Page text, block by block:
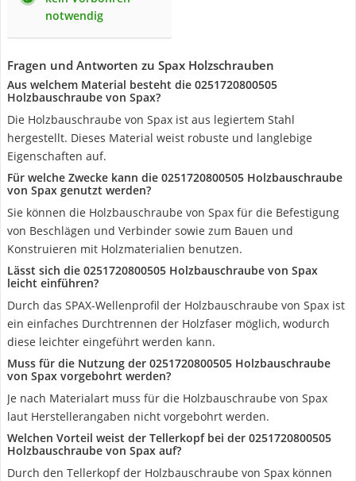
notwendig
Fragen und Antworten zu Spax Holzschrauben
Aus welchem Material besteht die 0251720800505
Holzbauschraube von Spax?
Die Holzbauschraube von Spax ist aus legiertem Stahl
hergestellt. Dieses Material weist robuste und langlebige
Eigenschaften auf.
Für welche Zwecke kann die 0251720800505 Holzbauschraube
von Spax genutzt werden?
Sie können die Holzbauschraube von Spax für die Befestigung
von Beschlägen und Verbinder sowie zum Bauen und
Konstruieren mit Holzmaterialien benutzen.
Lässt sich die 0251720800505 Holzbauschraube von Spax
leicht einführen?
Durch das SPAX-Wellenprofil der Holzbauschraube von Spax ist
ein einfaches Durchtrennen der Holzfaser möglich, wodurch
diese leichter eingeführt werden kann.
Muss für die Nutzung der 0251720800505 Holzbauschraube
von Spax vorgebohrt werden?
Je nach Materialart muss für die Holzbauschraube von Spax
laut Herstellerangaben nicht vorgebohrt werden.
Welchen Vorteil weist der Tellerkopf bei der 0251720800505
Holzbauschraube von Spax auf?
Durch den Tellerkopf der Holzbauschraube von Spax können